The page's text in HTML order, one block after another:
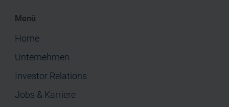
Menü
Home
Unternehmen
Investor Relations
Jobs & Karriere